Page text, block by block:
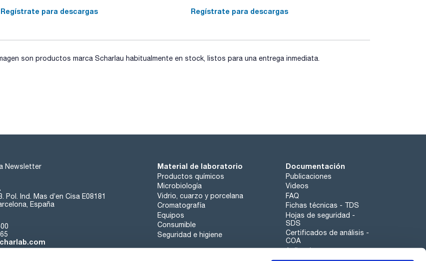
Regístrate para descargas
Regístrate para descargas
son productos marca Scharlau habitualmente en stock, listos para una entrega inmediata.
Newsletter
Pol. Ind. Mas d’en Cisa E08181
España
Material de laboratorio
Productos químicos
Microbiología
Vidrio, cuarzo y porcelana
Cromatografía
Equipos
Consumible
Seguridad e higiene
Documentación
Publicaciones
Videos
FAQ
Fichas técnicas - TDS
Hojas de seguridad -
SDS
Certificados de análisis -
COA
Aplicaciones